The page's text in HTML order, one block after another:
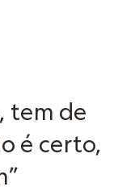
tem de
é certo,